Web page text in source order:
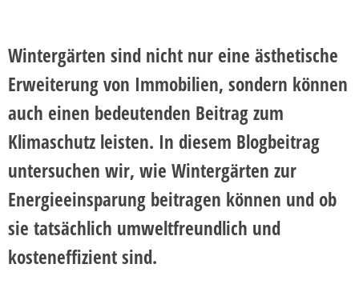
Wintergärten sind nicht nur eine ästhetische
Erweiterung von Immobilien, sondern können
auch einen bedeutenden Beitrag zum
Klimaschutz leisten. In diesem Blogbeitrag
untersuchen wir, wie Wintergärten zur
Energieeinsparung beitragen können und ob
sie tatsächlich umweltfreundlich und
kosteneffizient sind.